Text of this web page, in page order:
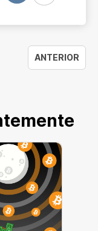
ANTERIOR